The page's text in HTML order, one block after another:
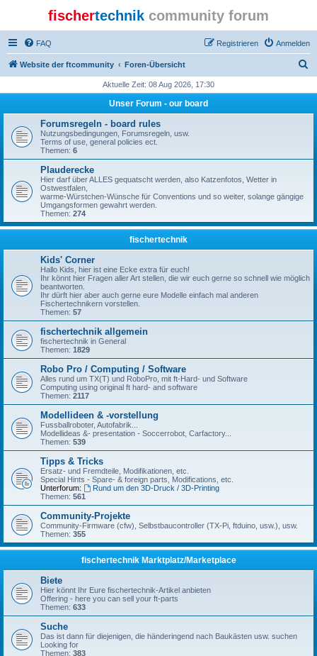
fischertechnik community forum
FAQ Anmelden
Registrieren
Website der ftcommunity Foren-Übersicht
h
Aktuelle Zeit: 08 Aug 2026, 17:30
Unser Forum - our board
Forumsregeln - board rules
Nutzungsbedingungen, Forumsregeln, usw.
Terms of use, general policies ect.
Themen: 6
Plauderecke
Hier darf über ALLES gequatscht werden, also Katzenfotos, Wetter in
Ostwestfalen,
warme-Würstchen-Wünsche für Conventions und so weiter, solange gängige
Umgangsformen gewahrt werden.
Themen: 274
fischertechnik
Kids' Corner
Hallo Kids, hier ist eine Ecke extra für euch!
Ihr könnt hier Fragen aller Art stellen, die wir euch gerne so schnell wie möglich
beantworten.
Ihr dürft hier aber auch gerne eure Modelle einfach mal anderen
Fischertechnikern vorstellen.
Themen: 57
fischertechnik allgemein
fischertechnik in General
Themen: 1829
Robo Pro / Computing / Software
Alles rund um TX(T) und RoboPro, mit ft-Hard- und Software
Computing using original ft hard- and software
Themen: 2117
Modellideen & -vorstellung
Fussballroboter, Autofabrik...
Modellideas &- presentation - Soccerrobot, Carfactory...
Themen: 539
Tipps & Tricks
Ersatz- und Fremdteile, Modifikationen, etc.
Special Hints - Spare- & foreign parts, Modifications, etc.
Unterforum:
Rund um den 3D-Druck / 3D-Printing
Themen: 561
Community-Projekte
Community-Firmware (cfw), Selbstbaucontroller (TX-Pi, ftduino, usw.), usw.
Themen: 355
fischertechnik Marktplatz/Marketplace
Biete
Hier könnt Ihr Eure fischertechnik-Artikel anbieten
Offering - here you can sell your ft-parts
Themen: 633
Suche
Das ist dann für diejenigen, die händeringend nach Baukästen usw. suchen
Looking for
Themen: 383